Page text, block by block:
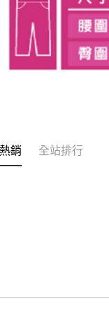
銷 全站排行